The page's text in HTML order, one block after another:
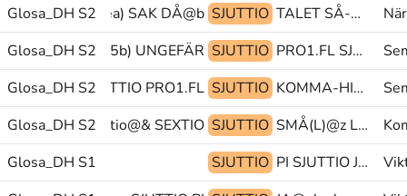
Glosa_DH S2
ANNAN(ea) SAK DÅ@b SJUTTIO TALET SÅ-ATT-SÄGA MITTEN
Glosa_DH S2
KOMMA-DIT(5b) UNGEFÄR SJUTTIO PRO1.FL SJUTTIO KOMMA-HIT(5b)
Glosa_DH S2
UNGEFÄR SJUTTIO PRO1.FL SJUTTIO KOMMA-HIT(5b) JA@b NEJ-NEHEJ(L)
Glosa_DH S2
TANT femtio@& SEXTIO SJUTTIO SMÅ(L)@z LUSTIG GLOSA:(EN)
Glosa_DH S1
SJUTTIO PI SJUTTIO JA@ub